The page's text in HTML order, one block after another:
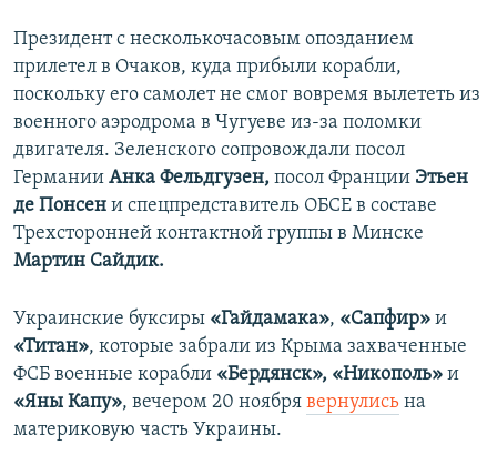
Президент с несколькочасовым опозданием
прилетел в Очаков, куда прибыли корабли,
поскольку его самолет не смог вовремя вылететь из
военного аэродрома в Чугуеве из-за поломки
двигателя. Зеленского сопровождали посол
Германии Анка Фельдгузен, посол Франции Этьен
де Понсен и спецпредставитель ОБСЕ в составе
Трехсторонней контактной группы в Минске
Мартин Сайдик.
Украинские буксиры «Гайдамака», «Сапфир» и
«Титан», которые забрали из Крыма захваченные
ФСБ военные корабли «Бердянск», «Никополь» и
«Яны Капу», вечером 20 ноября вернулись на
материковую часть Украины.​